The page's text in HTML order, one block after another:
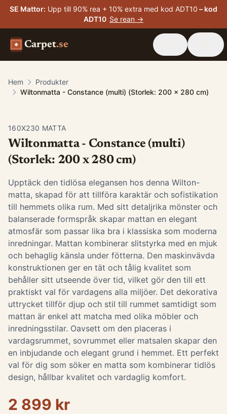
SE Mattor: Upp till 90% rea + 10% extra med kod ADT10 – kod
ADT10 Se rean →
Carpet.se
Hem
Produkter
Wiltonmatta - Constance (multi) (Storlek: 200 x 280 cm)
160X230 MATTA
Wiltonmatta - Constance (multi)
(Storlek: 200 x 280 cm)
Upptäck den tidlösa elegansen hos denna Wilton-
matta, skapad för att tillföra karaktär och sofistikation
till hemmets olika rum. Med sitt detaljrika mönster och
balanserade formspråk skapar mattan en elegant
atmosfär som passar lika bra i klassiska som moderna
inredningar. Mattan kombinerar slitstyrka med en mjuk
och behaglig känsla under fötterna. Den maskinvävda
konstruktionen ger en tät och tålig kvalitet som
behåller sitt utseende över tid, vilket gör den till ett
praktiskt val för vardagens alla miljöer. Det dekorativa
uttrycket tillför djup och stil till rummet samtidigt som
mattan är enkel att matcha med olika möbler och
inredningsstilar. Oavsett om den placeras i
vardagsrummet, sovrummet eller matsalen skapar den
en inbjudande och elegant grund i hemmet. Ett perfekt
val för dig som söker en matta som kombinerar tidlös
design, hållbar kvalitet och vardaglig komfort.
2 899 kr